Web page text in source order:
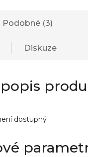
Podobné (3)
Diskuze
dostupný